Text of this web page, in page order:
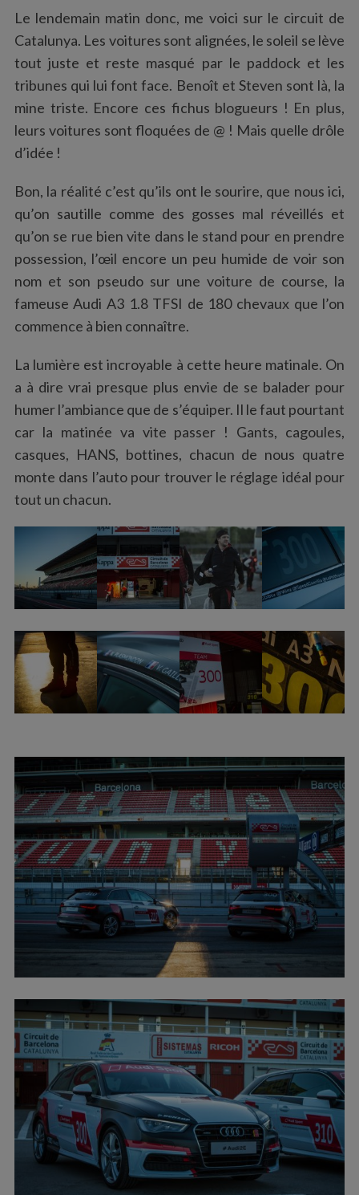
Le lendemain matin donc, me voici sur le circuit de
Catalunya. Les voitures sont alignées, le soleil se lève
tout juste et reste masqué par le paddock et les
tribunes qui lui font face. Benoît et Steven sont là, la
mine triste. Encore ces fichus blogueurs ! En plus,
leurs voitures sont floquées de @ ! Mais quelle drôle
d’idée !
Bon, la réalité c’est qu’ils ont le sourire, que nous ici,
qu’on sautille comme des gosses mal réveillés et
qu’on se rue bien vite dans le stand pour en prendre
possession, l’œil encore un peu humide de voir son
nom et son pseudo sur une voiture de course, la
fameuse Audi A3 1.8 TFSI de 180 chevaux que l’on
commence à bien connaître.
La lumière est incroyable à cette heure matinale. On
a à dire vrai presque plus envie de se balader pour
humer l’ambiance que de s’équiper. Il le faut pourtant
car la matinée va vite passer ! Gants, cagoules,
casques, HANS, bottines, chacun de nous quatre
monte dans l’auto pour trouver le réglage idéal pour
tout un chacun.